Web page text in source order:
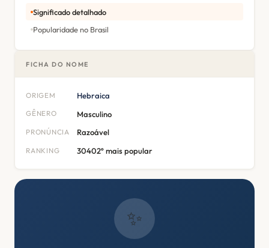
Significado detalhado
Popularidade no Brasil
FICHA DO NOME
ORIGEM Hebraica
GÊNERO Masculino
PRONÚNCIA Razoável
RANKING 30402º mais popular
✨